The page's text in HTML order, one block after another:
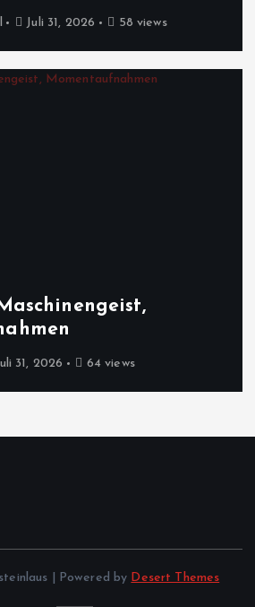
Juli 31, 2026 58 views
31, 2026 64 views
| Powered by Desert Themes